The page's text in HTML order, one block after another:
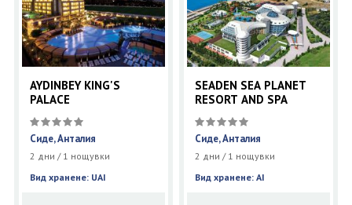
AYDINBEY KING'S
PALACE
Сиде, Анталия
2 дни / 1 нощувки
Вид хранене: UAI
SEADEN SEA PLANET
RESORT AND SPA
Сиде, Анталия
2 дни / 1 нощувки
Вид хранене: AI